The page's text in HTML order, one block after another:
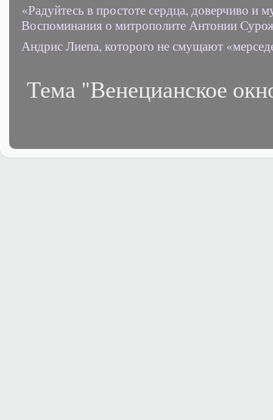
«Радуйтесь в простоте сердца, доверчиво и
Воспоминания о митрополите Антонии
Андрис Лиепа, которого не смущают
Тема "Венецианское